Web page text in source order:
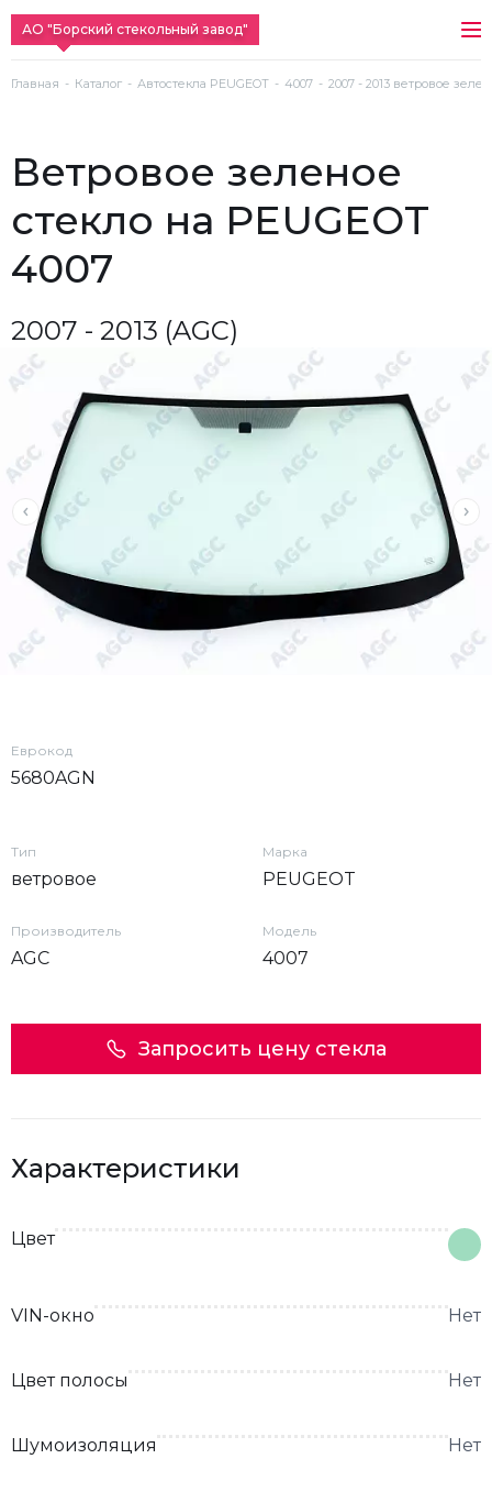
АО "Борский стекольный завод"
Главная Каталог Автостекла PEUGEOT 4007 2007 - 2013 ветровое
ветровое зеленое
стекло на PEUGEOT
4007
2007 - 2013 (AGC)
Еврокод
5680AGN
Тип
ветровое
Марка
PEUGEOT
Производитель
AGC
Модель
4007
Запросить цену стекла
Характеристики
Цвет
VIN-окно Нет
Цвет полосы Нет
Шумоизоляция Нет